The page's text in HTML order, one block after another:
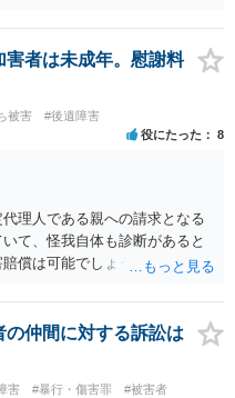
ないでしょう。今の弁護士と
と思います。
者は未成年。慰謝料
被害 #後遺障害
役にたった 8
理人である親への請求となる
て、怪我自体も診断があると
償は可能でしょう。 整骨院へ
ら提案される金額は低めに出さ
弁護士を入れるということも
仲間に対する訴訟は
害 #暴行・傷害罪 #被害者